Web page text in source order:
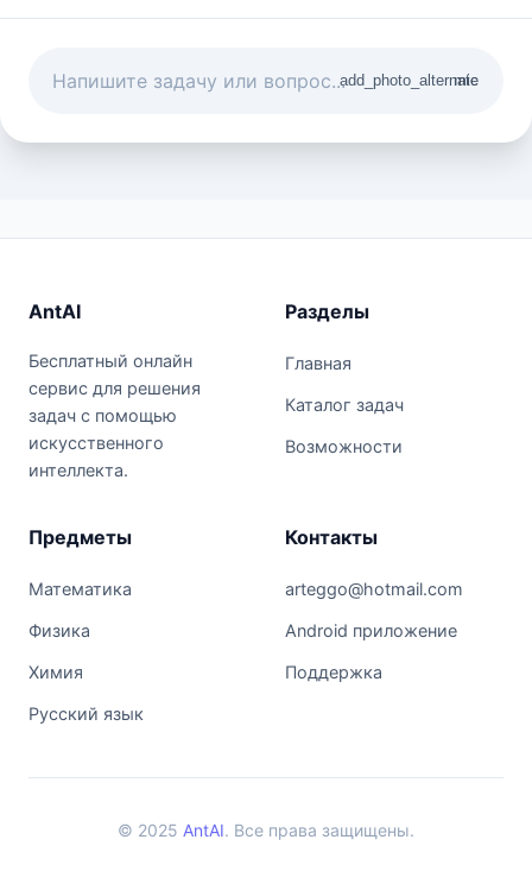
add_photo_alternate
mic
AntAI
Бесплатный онлайн
сервис для решения
задач с помощью
искусственного
интеллекта.
Разделы
Главная
Каталог задач
Возможности
Предметы
Математика
Физика
Химия
Русский язык
Контакты
arteggo@hotmail.com
Android приложение
Поддержка
© 2025 AntAI. Все права защищены.